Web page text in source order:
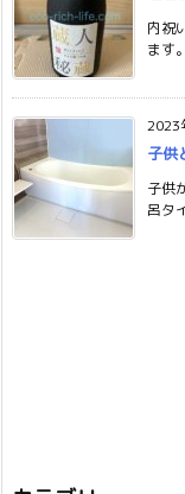
内祝
ます
2023
子供
子供
呂タ